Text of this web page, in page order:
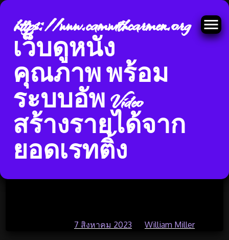
Skip
content
https://www.camwithcarmen.org
เว็บดูหนัง
คุณภาพ พร้อม
ระบบอัพ Video
สร้างรายได้จาก
ยอดเรทติ้ง
เว็บดูหนังออนไลน์ฟรี 24 ชั่วโมงดู
หนังออนไลน์ ชัด เต็มเรื่อง
หนังNetflix ดูหนังออนไลน์ ลื่นไม่
สะดุด Top 43 by Lyn
https://www.doomovie-hd.com6
7 สิงหาคม 2023 William Miller